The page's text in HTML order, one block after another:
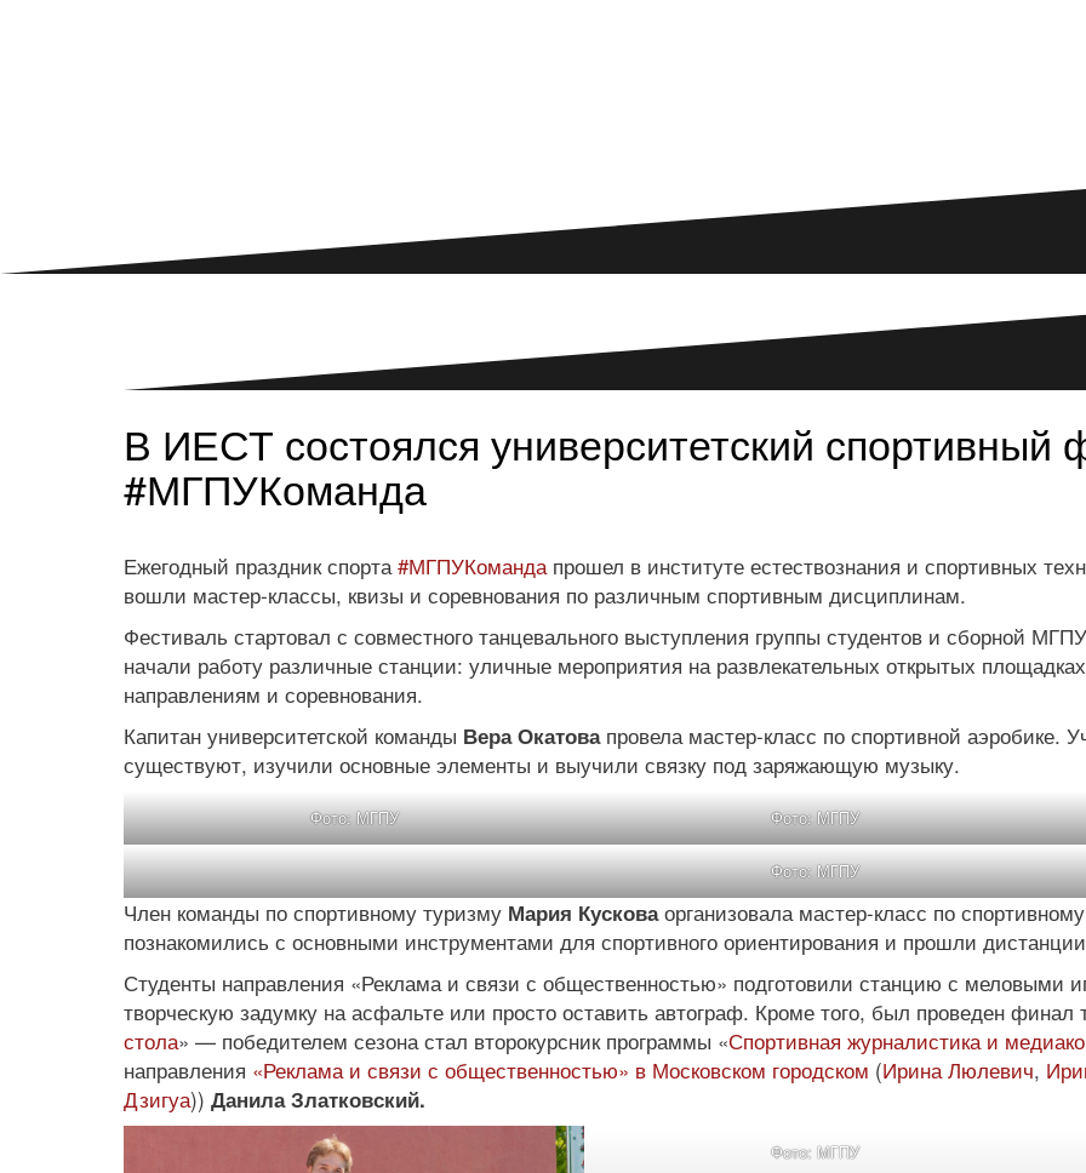
В ИЕСТ состоялся университетский спортивный
#МГПУКоманда
Ежегодный праздник спорта #МГПУКоманда прошел в институте естествознания и спортивных
вошли мастер-классы, квизы и соревнования по различным спортивным дисциплинам.
Фестиваль стартовал с совместного танцевального выступления группы студентов и сборной
начали работу различные станции: уличные мероприятия на развлекательных открытых
направлениям и соревнования.
Капитан университетской команды Вера Окатовапровела мастер-класс по спортивной аэробике.
существуют, изучили основные элементы и выучили связку под заряжающую музыку.
Фото: МГПУ Фото: МГПУ
Фото: МГПУ
Член команды по спортивному туризму Мария Кусковаорганизовала мастер-класс по
познакомились с основными инструментами для спортивного ориентирования и прошли
Студенты направления «Реклама и связи с общественностью» подготовили станцию с меловыми
творческую задумку на асфальте или просто оставить автограф. Кроме того, был проведен финал
стола» — победителем сезона стал второкурсник программы «Спортивная журналистика и
направления «Реклама и связи с общественностью» в Московском городском (Ирина Люлевич,
Дзигуа)) Данила Златковский.
Фото: МГПУ